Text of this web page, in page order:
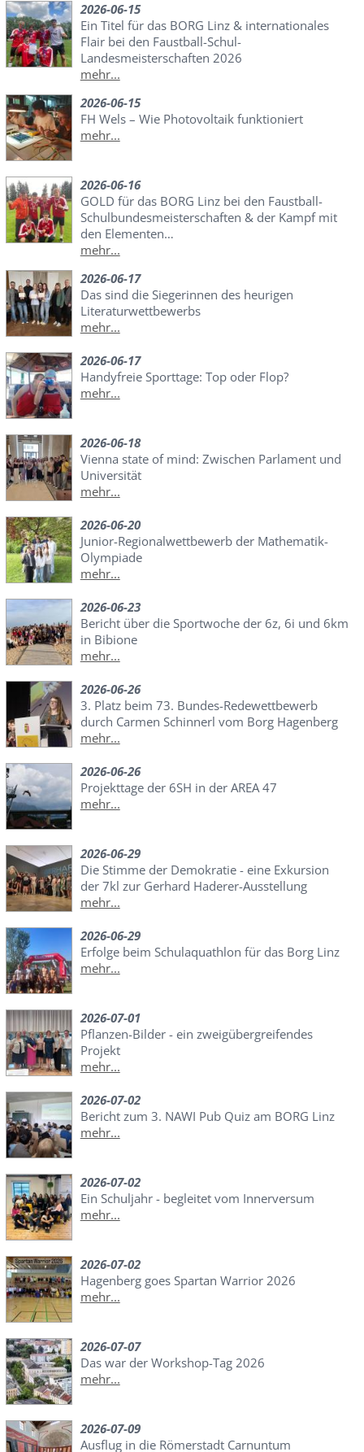
2026-06-15
Ein Titel für das BORG Linz & internationales
Flair bei den Faustball-Schul-
Landesmeisterschaften 2026
mehr...
2026-06-15
FH Wels – Wie Photovoltaik funktioniert
mehr...
2026-06-16
GOLD für das BORG Linz bei den Faustball-
Schulbundesmeisterschaften & der Kampf mit
den Elementen…
mehr...
2026-06-17
Das sind die Siegerinnen des heurigen
Literaturwettbewerbs
mehr...
2026-06-17
Handyfreie Sporttage: Top oder Flop?
mehr...
2026-06-18
Vienna state of mind: Zwischen Parlament und
Universität
mehr...
2026-06-20
Junior-Regionalwettbewerb der Mathematik-
Olympiade
mehr...
2026-06-23
Bericht über die Sportwoche der 6z, 6i und 6km
in Bibione
mehr...
2026-06-26
3. Platz beim 73. Bundes-Redewettbewerb
durch Carmen Schinnerl vom Borg Hagenberg
mehr...
2026-06-26
Projekttage der 6SH in der AREA 47
mehr...
2026-06-29
Die Stimme der Demokratie - eine Exkursion
der 7kl zur Gerhard Haderer-Ausstellung
mehr...
2026-06-29
Erfolge beim Schulaquathlon für das Borg Linz
mehr...
2026-07-01
Pflanzen-Bilder - ein zweigübergreifendes
Projekt
mehr...
2026-07-02
Bericht zum 3. NAWI Pub Quiz am BORG Linz
mehr...
2026-07-02
Ein Schuljahr - begleitet vom Innerversum
mehr...
2026-07-02
Hagenberg goes Spartan Warrior 2026
mehr...
2026-07-07
Das war der Workshop-Tag 2026
mehr...
2026-07-09
Ausflug in die Römerstadt Carnuntum